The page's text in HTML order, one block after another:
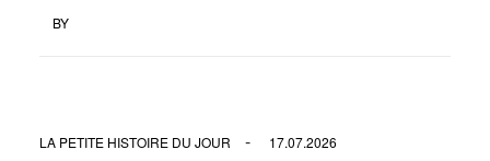
BY
LA PETITE HISTOIRE DU JOUR 17.07.2026